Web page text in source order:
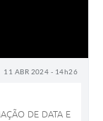
11 ABR 2024 - 14h26
DE DATA E